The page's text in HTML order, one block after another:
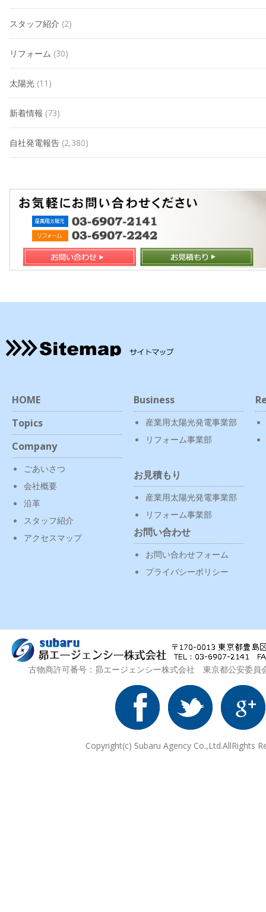
スタッフ紹介 (2)
リフォーム (30)
太陽光 (11)
新着情報 (73)
自社発電報告 (2,380)
HOME
Topics
Company
ごあいさつ
会社概要
沿革
スタッフ紹介
アクセスマップ
Business
産業用太陽光発電事業部
リフォーム事業部
お見積もり
産業用太陽光発電事業部
リフォーム事業部
お問い合わせ
お問い合わせフォーム
プライバシーポリシー
古物商許可番号：昴エージェンシー株式会社 東京都公安委
Copyright(c) Subaru Agency Co.,Ltd.AllRights